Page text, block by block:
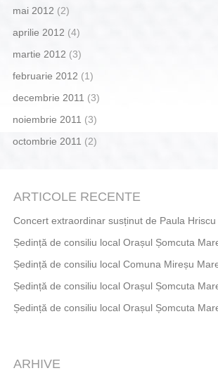
mai 2012 (2)
aprilie 2012 (4)
martie 2012 (3)
februarie 2012 (1)
decembrie 2011 (3)
noiembrie 2011 (3)
octombrie 2011 (2)
ARTICOLE RECENTE
Concert extraordinar susținut de Paula
Ședință de consiliu local Orașul Șomcuta
Ședință de consiliu local Comuna Mireșu
Ședință de consiliu local Orașul Șomcuta
Ședință de consiliu local Orașul Șomcuta
ARHIVE